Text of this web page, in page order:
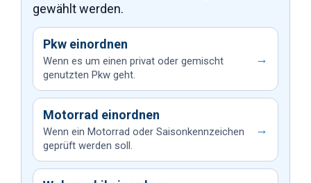
gewählt werden.
Pkw einordnen
Wenn es um einen privat oder gemischt
genutzten Pkw geht.
→
Motorrad einordnen
Wenn ein Motorrad oder Saisonkennzeichen
geprüft werden soll.
→